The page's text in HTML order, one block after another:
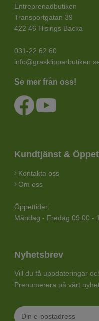
Entreprenadbutiken
Transportgatan 39
422 46 Hisings Backa
031-22 62 60
Se mer från oss!
Kundtjänst &
Kontakta oss
Om oss
Öppettider:
Måndag - Fredag 09.00 -
Nyhetsbrev
Vill du få uppdateringar
Prenumerera på vårt